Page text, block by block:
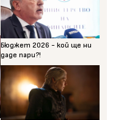
Бюджет 2026 - кой ще ни
даде пари?!